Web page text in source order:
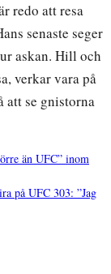
redo att resa
senaste seger
askan. Hill och
verkar vara på
att se gnistorna
än UFC” inom
på UFC 303: ”Jag